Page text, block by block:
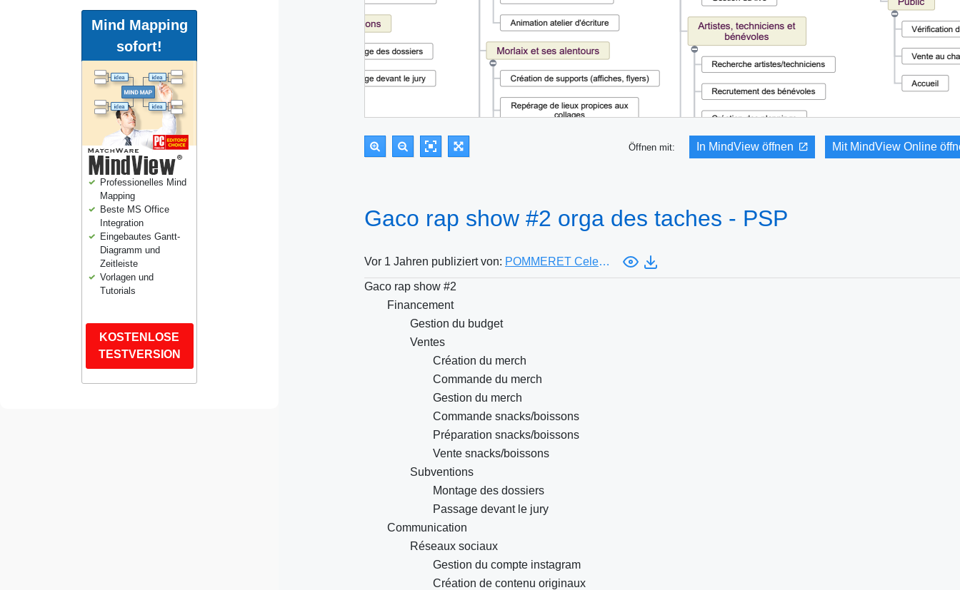
Mind Mapping
sofort!
Professionelles Mind
Mapping
Beste MS Office
Integration
Eingebautes Gantt-
Diagramm und
Zeitleiste
Vorlagen und
Tutorials
KOSTENLOSE
TESTVERSION
Öffnen mit: In MindView öffnen Mit MindView Online
Gaco rap show #2 orga des taches - PSP
Vor 1 Jahren publiziert von: POMMERET Celestine
Gaco rap show #2
Financement
Gestion du budget
Ventes
Création du merch
Commande du merch
Gestion du merch
Commande snacks/boissons
Préparation snacks/boissons
Vente snacks/boissons
Subventions
Montage des dossiers
Passage devant le jury
Communication
Réseaux sociaux
Gestion du compte instagram
Création de contenu originaux